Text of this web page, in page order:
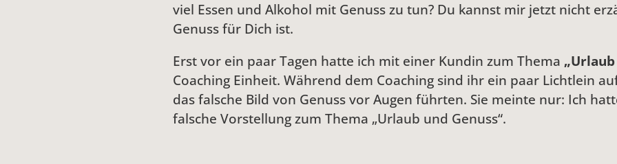
viel Essen und Alkohol mit Genuss zu tun? Du kannst mir jetzt nicht
Genuss für Dich ist.
Erst vor ein paar Tagen hatte ich mit einer Kundin zum Thema „Urlaub
Coaching Einheit. Während dem Coaching sind ihr ein paar Lichtlein
das falsche Bild von Genuss vor Augen führten. Sie meinte nur: Ich
falsche Vorstellung zum Thema „Urlaub und Genuss“.